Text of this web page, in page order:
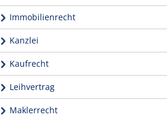
Immobilienrecht
Kanzlei
Kaufrecht
Leihvertrag
Maklerrecht